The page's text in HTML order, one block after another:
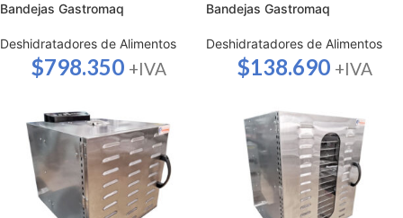
Bandejas Gastromaq
Deshidratadores de Alimentos
$798.350 +IVA
Bandejas Gastromaq
Deshidratadores de Alimentos
$138.690 +IVA